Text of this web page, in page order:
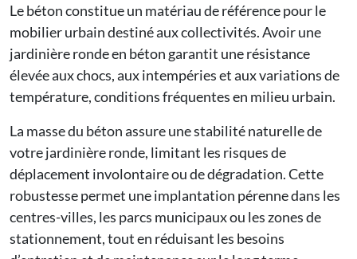
Le béton constitue un matériau de référence pour le
mobilier urbain destiné aux collectivités. Avoir une
jardinière ronde en béton garantit une résistance
élevée aux chocs, aux intempéries et aux variations de
température, conditions fréquentes en milieu urbain.
La masse du béton assure une stabilité naturelle de
votre jardinière ronde, limitant les risques de
déplacement involontaire ou de dégradation. Cette
robustesse permet une implantation pérenne dans les
centres-villes, les parcs municipaux ou les zones de
stationnement, tout en réduisant les besoins